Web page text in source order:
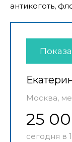
антикоготь,
Москва,
25
сегодня в